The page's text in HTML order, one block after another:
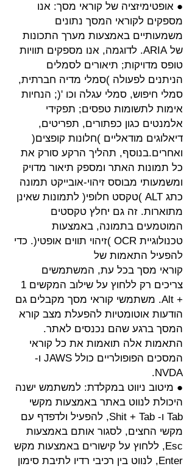
● אופטימיזציה של קוראי מסך: אנו
מספקים לקוראי המסך נתונים
משמעותיים באמצעות מערך התכונות
של ARIA. לדוגמה, אנו מספקים תוויות
טופס מדויקות; תיאורים לסמלים
הניתנים לפעולה )סמלי מדיה חברתית,
סמלי חיפוש, סמלי עגלה וכו '(; הנחיות
אימות לתשומות טפסים; תפקידי
אלמנטים כגון כפתורים, תפריטים,
דיאלוגים מודאליים )חלונות קופצים(
ואחרים.בנוסף, תהליך הרקע סורק את
כל תמונות האתר ומספק תיאור מדויק
ומשמעותי מבוסס זיהוי-אובייקט תמונה
כתג ALT )טקסט חלופי( לתמונות שאינן
מתוארות. זה גם יחלץ טקסטים
המוטמעים בתמונה, באמצעות
טכנולוגיית OCR )זיהוי תווים אופטי(. כדי
להפעיל התאמות של
קוראי מסך בכל עת, המשתמשים
צריכים רק ללחוץ על שילוב המקשים 1
+ Alt. משתמשי קוראי מסך מקבלים גם
הודעות אוטומטיות להפעלת מצב קורא
המסך ברגע שהם נכנסים לאתר.
התאמות אלה תואמות את כל קוראי
המסכים הפופולריים כולל JAWS ו-
NVDA.
● מיטוב ניווט במקלדת: למשתמש ישנה
היכולת לנווט באתר באמצעות מקשי
Tab ו- Shit + Tab, להפעיל ולדפדף עם
מקשי החצים, לסגור אותם באמצעות
Esc, ללחוץ על קישורים באמצעות מקש
Enter, לנווט בין רכיבי רדיו לתיבת סימון